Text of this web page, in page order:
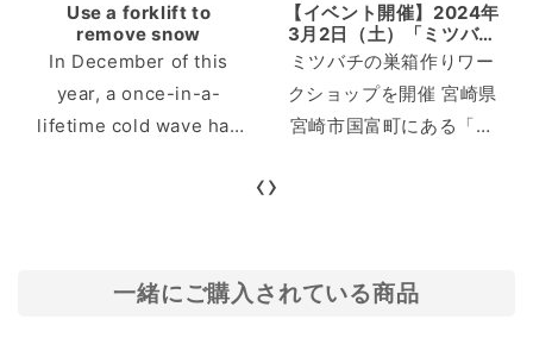
Use a forklift to
remove snow
In December of this
year, a once-in-a-
lifetime cold wave has
businesses put a lot of
【イベント開催】2024年
3月2日（土）「ミツバチ
の巣箱作りワークショッ
プ」開催のお知らせ
ミツバチの巣箱作りワー
クショップを開催 宮崎県
宮崎市国富町にある「イ
が様々な花粉を森に運び
‹›
一緒にご購入されている商品